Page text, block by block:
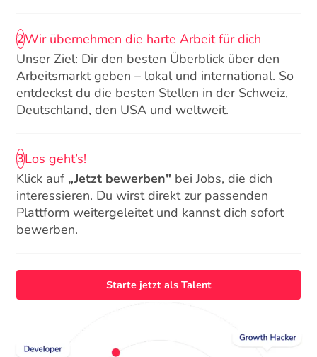
2Wir übernehmen die harte Arbeit für dich
Unser Ziel: Dir den besten Überblick über den
Arbeitsmarkt geben – lokal und international. So
entdeckst du die besten Stellen in der Schweiz,
Deutschland, den USA und weltweit.
3Los geht’s!
Klick auf „Jetzt bewerben" bei Jobs, die dich
interessieren. Du wirst direkt zur passenden
Plattform weitergeleitet und kannst dich sofort
bewerben.
Starte jetzt als Talent